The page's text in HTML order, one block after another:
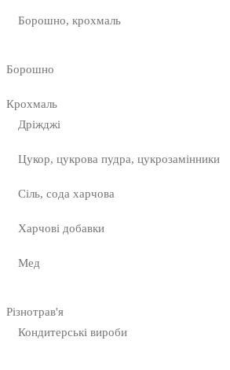
Борошно, крохмаль
Борошно
Крохмаль
Дріжджі
Цукор, цукрова пудра, цукрозамінники
Сіль, сода харчова
Харчові добавки
Мед
Різнотрав'я
Кондитерські вироби